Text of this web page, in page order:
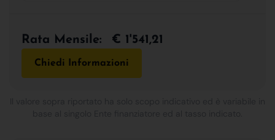
Rata Mensile: € 1'541,21
Chiedi Informazioni